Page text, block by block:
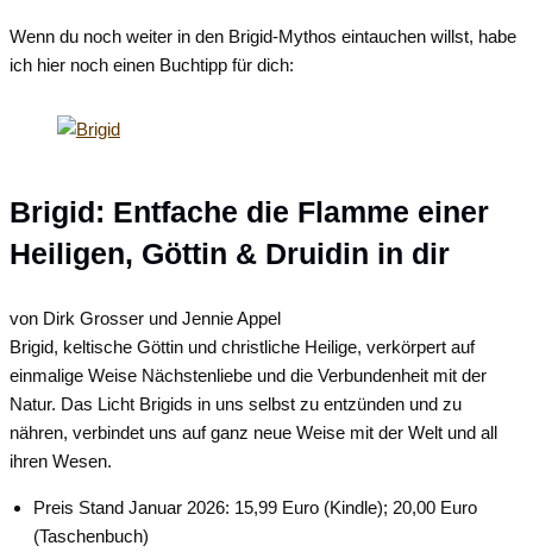
Wenn du noch weiter in den Brigid-Mythos eintauchen willst, habe
ich hier noch einen Buchtipp für dich:
Brigid: Entfache die Flamme einer
Heiligen, Göttin & Druidin in dir
von Dirk Grosser und Jennie Appel
Brigid, keltische Göttin und christliche Heilige, verkörpert auf
einmalige Weise Nächstenliebe und die Verbundenheit mit der
Natur. Das Licht Brigids in uns selbst zu entzünden und zu
nähren, verbindet uns auf ganz neue Weise mit der Welt und all
ihren Wesen.
Preis Stand Januar 2026: 15,99 Euro (Kindle); 20,00 Euro
(Taschenbuch)